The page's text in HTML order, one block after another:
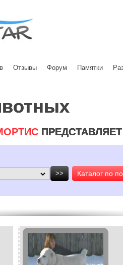
Отзывы Форум Памятки
ПРЕДСТАВЛЯЕТ
>> Каталог по